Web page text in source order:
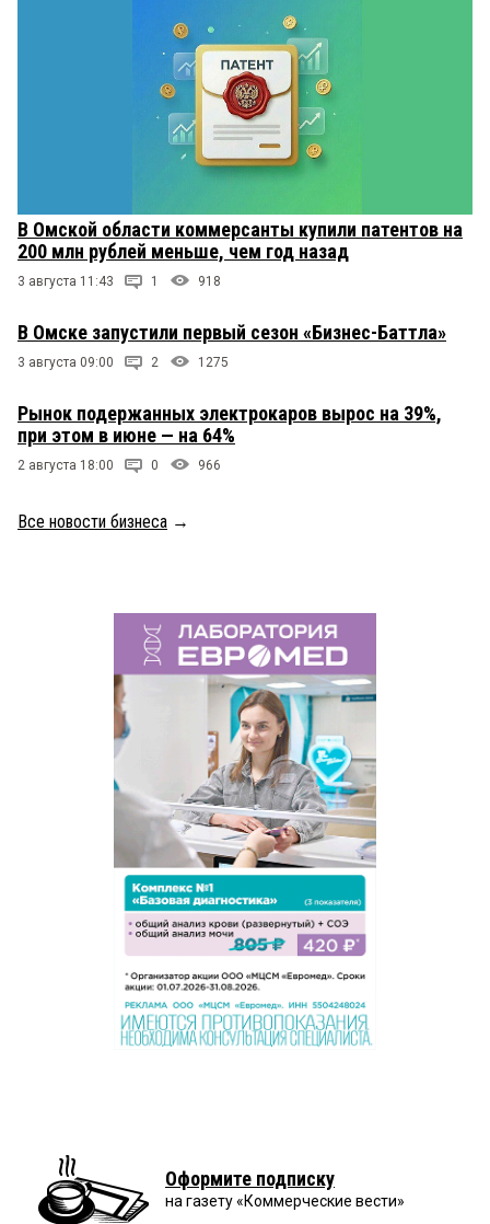
В Омской области коммерсанты купили патентов на
200 млн рублей меньше, чем год назад
3 августа 11:43 1 918
В Омске запустили первый сезон «Бизнес-Баттла»
3 августа 09:00 2 1275
Рынок подержанных электрокаров вырос на 39%,
при этом в июне — на 64%
2 августа 18:00 0 966
Все новости бизнеса →
Оформите подписку
на газету «Коммерческие вести»